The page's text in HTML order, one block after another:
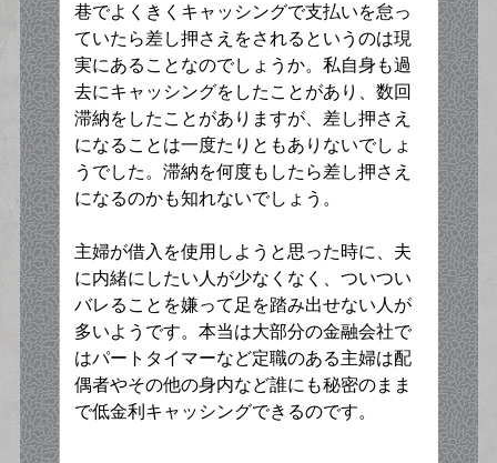
巷でよくきくキャッシングで支払いを怠っ
ていたら差し押さえをされるというのは現
実にあることなのでしょうか。私自身も過
去にキャッシングをしたことがあり、数回
滞納をしたことがありますが、差し押さえ
になることは一度たりともありないでしょ
うでした。滞納を何度もしたら差し押さえ
になるのかも知れないでしょう。
主婦が借入を使用しようと思った時に、夫
に内緒にしたい人が少なくなく、ついつい
バレることを嫌って足を踏み出せない人が
多いようです。本当は大部分の金融会社で
はパートタイマーなど定職のある主婦は配
偶者やその他の身内など誰にも秘密のまま
で低金利キャッシングできるのです。